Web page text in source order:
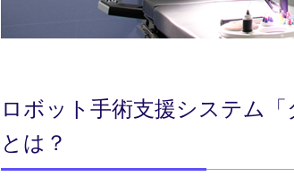
ロボット手術支援システム
とは？